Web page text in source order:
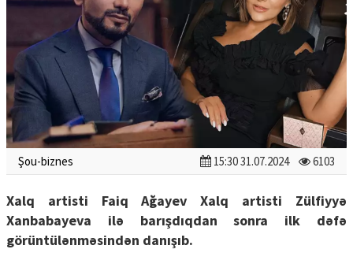
Şou-biznes 15:30 31.07.2024 6103
Xalq artisti Faiq Ağayev Xalq artisti Zülfiyyə
Xanbabayeva ilə barışdıqdan sonra ilk dəfə
görüntülənməsindən danışıb.